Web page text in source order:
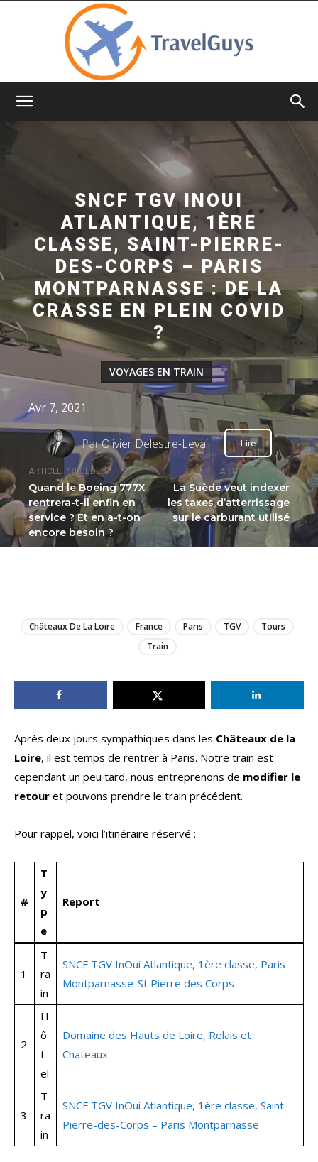
ARTICLE PRÉCÉDENT
Quand le Boeing 777X
rentrera-t-il enfin en
service ? Et en a-t-on
encore besoin ?
ARTICLE SUIVANT
La Suède veut indexer
les taxes d’atterrissage
sur le carburant utilisé
SNCF TGV INOUI
ATLANTIQUE, 1ÈRE
CLASSE, SAINT-PIERRE-
DES-CORPS – PARIS
MONTPARNASSE : DE LA
CRASSE EN PLEIN COVID
?
VOYAGES EN TRAIN
Avr 7, 2021
ParOlivier Delestre-Levai Lire
Châteaux De La Loire France Paris TGV
Tours
Train
Après deux jours sympathiques dans les Châteaux de la
Loire, il est temps de rentrer à Paris. Notre train est
cependant un peu tard, nous entreprenons de modifier le
retour et pouvons prendre le train précédent.
Pour rappel, voici l’itinéraire réservé :
#
T
y
p
e
Report
1
T
ra
in
SNCF TGV InOui Atlantique, 1ère classe, Paris
Montparnasse-St Pierre des Corps
2
H
ô
t
el
Domaine des Hauts de Loire, Relais et
Chateaux
3
T
ra
in
SNCF TGV InOui Atlantique, 1ère classe, Saint-
Pierre-des-Corps – Paris Montparnasse